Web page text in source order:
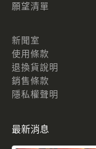
願望清單
新聞室
使用條款
退換貨說明
銷售條款
隱私權聲明
最新消息